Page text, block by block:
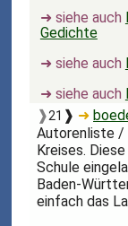
➜ siehe auch
Gedichte
➜ siehe auch
➜ siehe auch
❱21 ❱ ➜
Autorenliste /
Kreises.
Schule
Baden-
einfach das